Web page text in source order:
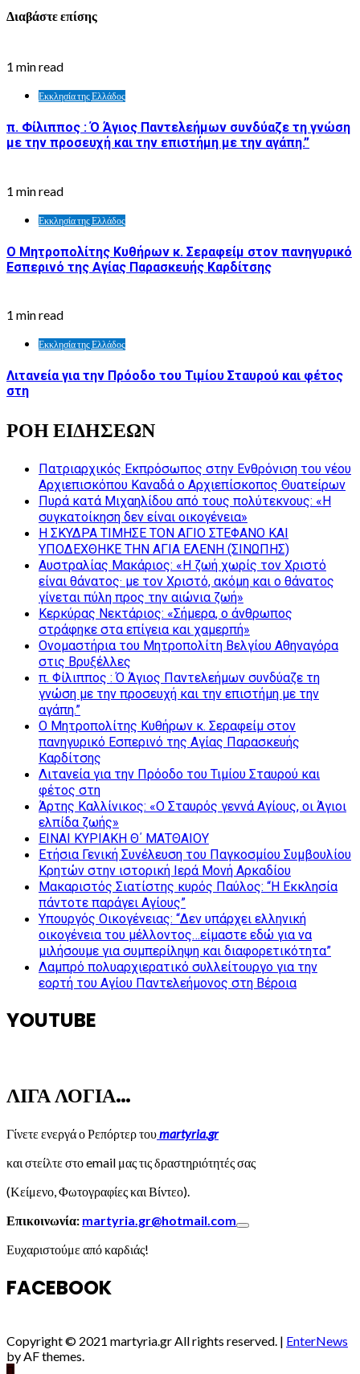
Διαβάστε επίσης
1 min read
Εκκλησία της Ελλάδος
π. Φίλιππος : Ό Άγιος Παντελεήμων συνδύαζε τη γνώση
με την προσευχή και την επιστήμη με την αγάπη.”
1 min read
Εκκλησία της Ελλάδος
Ο Μητροπολίτης Κυθήρων κ. Σεραφείμ στον πανηγυρικό
Εσπερινό της Αγίας Παρασκευής Καρδίτσης
1 min read
Εκκλησία της Ελλάδος
Λιτανεία για την Πρόοδο του Τιμίου Σταυρού και φέτος
στη
ΡΟΗ ΕΙΔΗΣΕΩΝ
Πατριαρχικός Εκπρόσωπος στην Ενθρόνιση του νέου
Αρχιεπισκόπου Καναδά ο Αρχιεπίσκοπος Θυατείρων
Πυρά κατά Μιχαηλίδου από τους πολύτεκνους: «Η
συγκατοίκηση δεν είναι οικογένεια»
Η ΣΚΥΔΡΑ ΤΙΜΗΣΕ ΤΟΝ ΑΓΙΟ ΣΤΕΦΑΝΟ ΚΑΙ
ΥΠΟΔΕΧΘΗΚΕ ΤΗΝ ΑΓΙΑ ΕΛΕΝΗ (ΣΙΝΩΠΗΣ)
Αυστραλίας Μακάριος: «Η ζωή χωρίς τον Χριστό
είναι θάνατος· με τον Χριστό, ακόμη και ο θάνατος
γίνεται πύλη προς την αιώνια ζωή»
Κερκύρας Νεκτάριος: «Σήμερα, ο άνθρωπος
στράφηκε στα επίγεια και χαμερπή»
Ονομαστήρια του Μητροπολίτη Βελγίου Αθηναγόρα
στις Βρυξέλλες
π. Φίλιππος : Ό Άγιος Παντελεήμων συνδύαζε τη
γνώση με την προσευχή και την επιστήμη με την
αγάπη.”
Ο Μητροπολίτης Κυθήρων κ. Σεραφείμ στον
πανηγυρικό Εσπερινό της Αγίας Παρασκευής
Καρδίτσης
Λιτανεία για την Πρόοδο του Τιμίου Σταυρού και
φέτος στη
Άρτης Καλλίνικος: «Ο Σταυρός γεννά Αγίους, οι Άγιοι
ελπίδα ζωής»
ΕΙΝΑΙ ΚΥΡΙΑΚΗ Θ΄ ΜΑΤΘΑΙΟΥ
Ετήσια Γενική Συνέλευση του Παγκοσμίου Συμβουλίου
Κρητών στην ιστορική Ιερά Μονή Αρκαδίου
Μακαριστός Σιατίστης κυρός Παύλος: “Η Εκκλησία
πάντοτε παράγει Αγίους”
Υπουργός Οικογένειας: “Δεν υπάρχει ελληνική
οικογένεια του μέλλοντος…είμαστε εδώ για να
μιλήσουμε για συμπερίληψη και διαφορετικότητα”
Λαμπρό πολυαρχιερατικό συλλείτουργο για την
εορτή του Αγίου Παντελεήμονος στη Βέροια
YOUTUBE
ΛΙΓΑ ΛΟΓΙΑ…
Γίνετε ενεργά ο Ρεπόρτερ τουmartyria.gr
και στείλτε στο email μας τις δραστηριότητές σας
(Κείμενο, Φωτογραφίες και Βίντεο).
Επικοινωνία: martyria.gr@hotmail.com
Ευχαριστούμε από καρδιάς!
FACEBOOK
Copyright © 2021 martyria.gr All rights reserved. | EnterNews
by AF themes.